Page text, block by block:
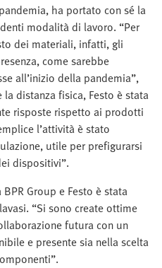
ha portato con sé la
modalità di lavoro. “Per
dei materiali, infatti, gli
come sarebbe
all’inizio della pandemia”,
la distanza fisica, Festo è stata
risposte rispetto ai prodotti
l’attività è stato
utile per prefigurarsi
dispositivi”.
Group e Festo è stata
“Si sono create ottime
futura con un
e presente sia nella scelta